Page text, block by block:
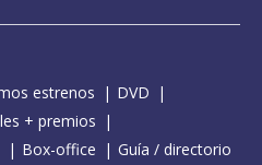
estrenos
DVD
+ premios
Box-office Guía / directorio